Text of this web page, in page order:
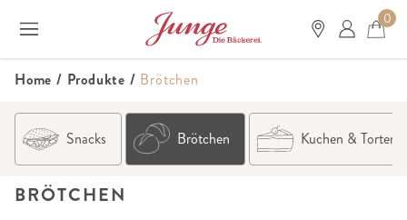
0
Home / Produkte / Brötchen
Snacks Brötchen Kuchen & Torten
BRÖTCHEN